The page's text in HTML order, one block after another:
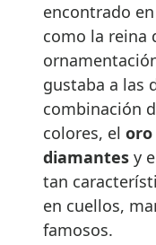
encontrado
como la reina
gustaba a las
combinación
colores, el oro
diamantes y
tan
en cuellos,
famosos.